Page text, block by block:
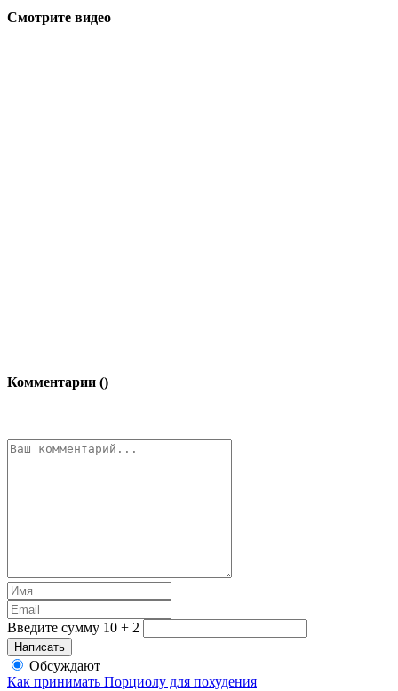
Смотрите видео
Комментарии ()
Введите сумму 10 + 2
Обсуждают
Как принимать Порциолу для похудения